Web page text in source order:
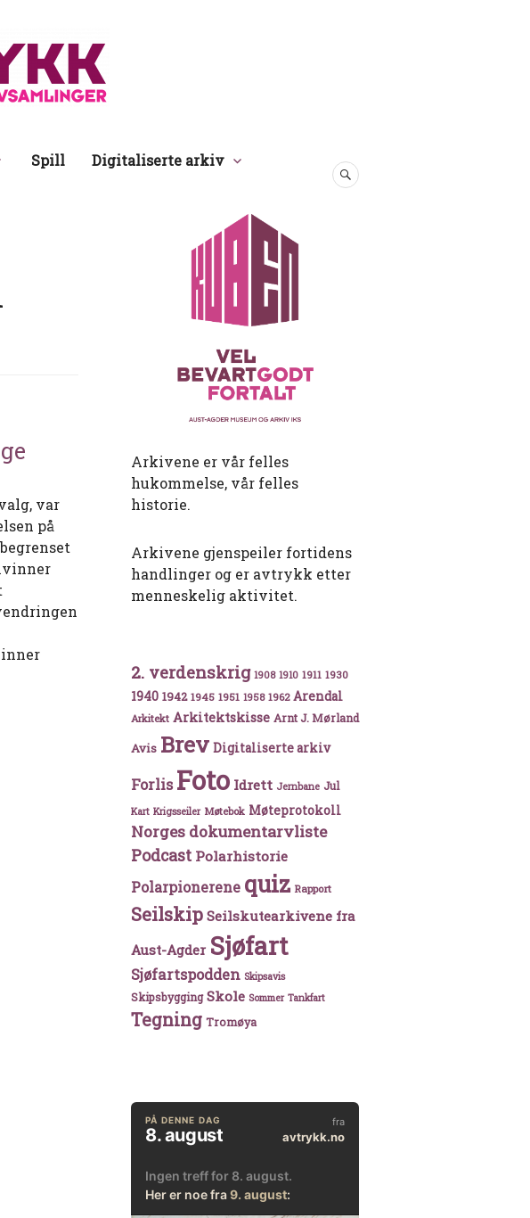
Spill
Digitaliserte arkiv
SØK
var
på
første kvinnelige politikere
Arkivene er vår felles
hukommelse, vår felles
historie.
Arkivene gjenspeiler fortidens
handlinger og er avtrykk etter
menneskelig aktivitet.
2. verdenskrig 1908 1910 1911 1930
1940 1942 1945 1951 1958 1962 Arendal
Arkitekt Arkitektskisse Arnt J. Mørland
Avis Brev Digitaliserte arkiv
Forlis Foto Idrett Jernbane Jul
Kart Krigsseiler Møtebok Møteprotokoll
Norges dokumentarvliste
Podcast Polarhistorie
Polarpionerene quiz Rapport
Seilskip Seilskutearkivene fra
Aust-Agder Sjøfart
Sjøfartspodden Skipsavis
Skipsbygging Skole Sommer Tankfart
Tegning Tromøya